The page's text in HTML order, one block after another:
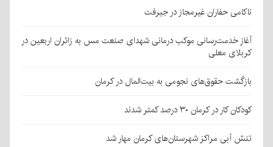
ناکامی حفاران غیرمجاز در جیرفت
آغاز خدمت‌رسانی موکب درمانی شهدای صنعت مس به زائران اربعین در
کربلای معلی
بازگشت حقوق‌های نجومی به بیت‌المال در کرمان
کودکان کار در کرمان ۳۰ درصد کمتر شدند
تنش آبی مراکز شهرستان‌های کرمان مهار شد